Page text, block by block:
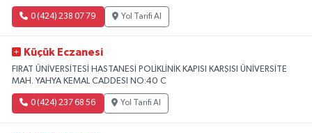
0 (424) 238 07 79 Yol Tarifi Al
Küçük Eczanesi
FIRAT ÜNİVERSİTESİ HASTANESİ POLİKLİNİK KAPISI KARŞISI ÜNİVERSİTE
MAH. YAHYA KEMAL CADDESI NO:40 C
0 (424) 237 68 56 Yol Tarifi Al